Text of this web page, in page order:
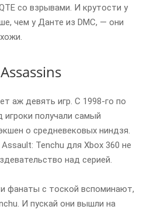
со взрывами. И крутости у
чем у Данте из DMC, — они
аж девять игр. С 1998-го по
получали самый
о средневековых ниндзя.
Tenchu для Xbox 360 не
над серией.
фанаты с тоской вспоминают,
И пускай они вышли на